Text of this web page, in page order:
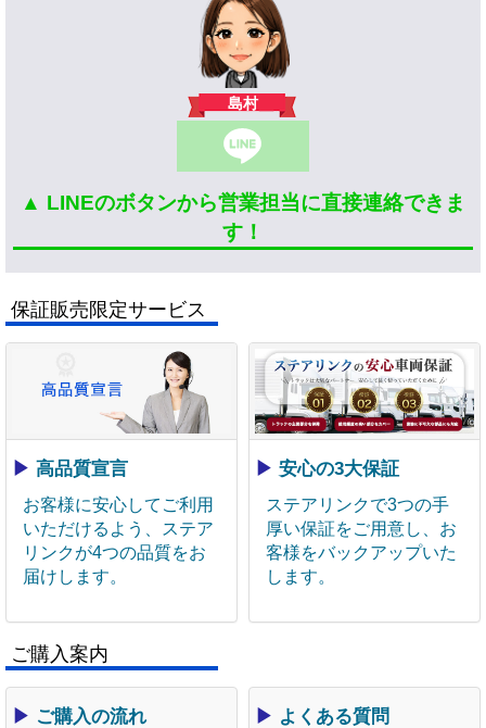
島村
▲ LINEのボタンから営業担当に直接連絡できま
す！
保証販売限定サービス
▶ 高品質宣言
お客様に安心してご利用
いただけるよう、ステア
リンクが4つの品質をお
届けします。
▶ 安心の3大保証
ステアリンクで3つの手
厚い保証をご用意し、お
客様をバックアップいた
します。
ご購入案内
▶ ご購入の流れ ▶ よくある質問